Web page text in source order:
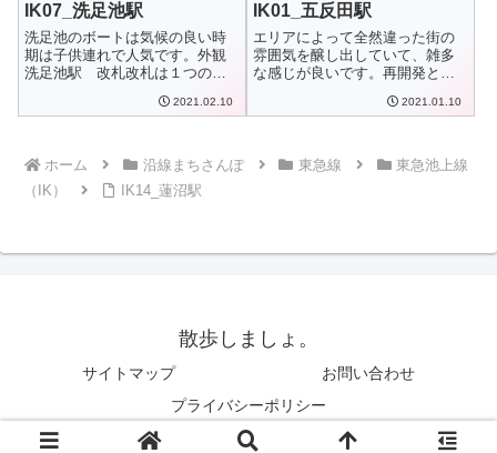
IK07_洗足池駅
洗足池のボートは気候の良い時
期は子供連れで人気です。外観
洗足池駅 改札改札は１つの
2021.02.10
IK01_五反田駅
エリアによって全然違った街の
雰囲気を醸し出していて、雑多
な感じが良いです。再開発とか
2021.01.10
ホーム 沿線まちさんぽ 東急線
東急池上線
（IK）
IK14_蓮沼駅
散歩しましょ。
サイトマップ
お問い合わせ
プライバシーポリシー
Copyright © 2015-2026 散歩しましょ。 All Rights Reserved.